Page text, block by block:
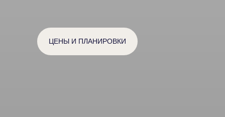
ЦЕНЫ И ПЛАНИРОВКИ